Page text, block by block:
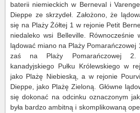
baterii niemieckich w Berneval i
Dieppe ze skrzydeł. Założono, że
się na Plaży Żółtej 1 w rejonie Petit
niedaleko wsi Belleville. Równocześnie
lądować miano na Plaży Pomarańczowej
zaś na Plaży Pomarańczowej 2.
kanadyjskiego Pułku Królewskiego w
jako Plażę Niebieską, a w rejonie
Dieppe, jako Plażę Zieloną. Główne
się dokonać na odcinku oznaczonym
była bardzo ambitną i skomplikowaną